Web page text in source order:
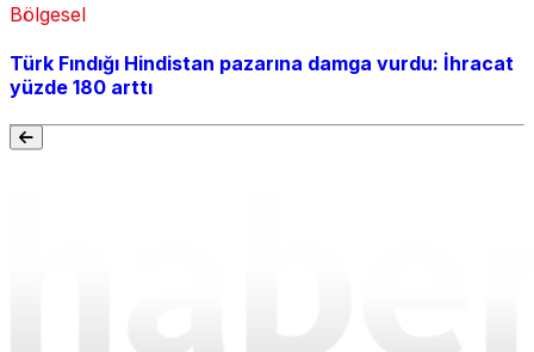
Bölgesel
Türk Fındığı Hindistan pazarına damga vurdu: İhracat
yüzde 180 arttı